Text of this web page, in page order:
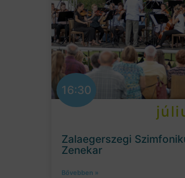
16:30
Zalaegerszegi
Zenekar
Bővebben »